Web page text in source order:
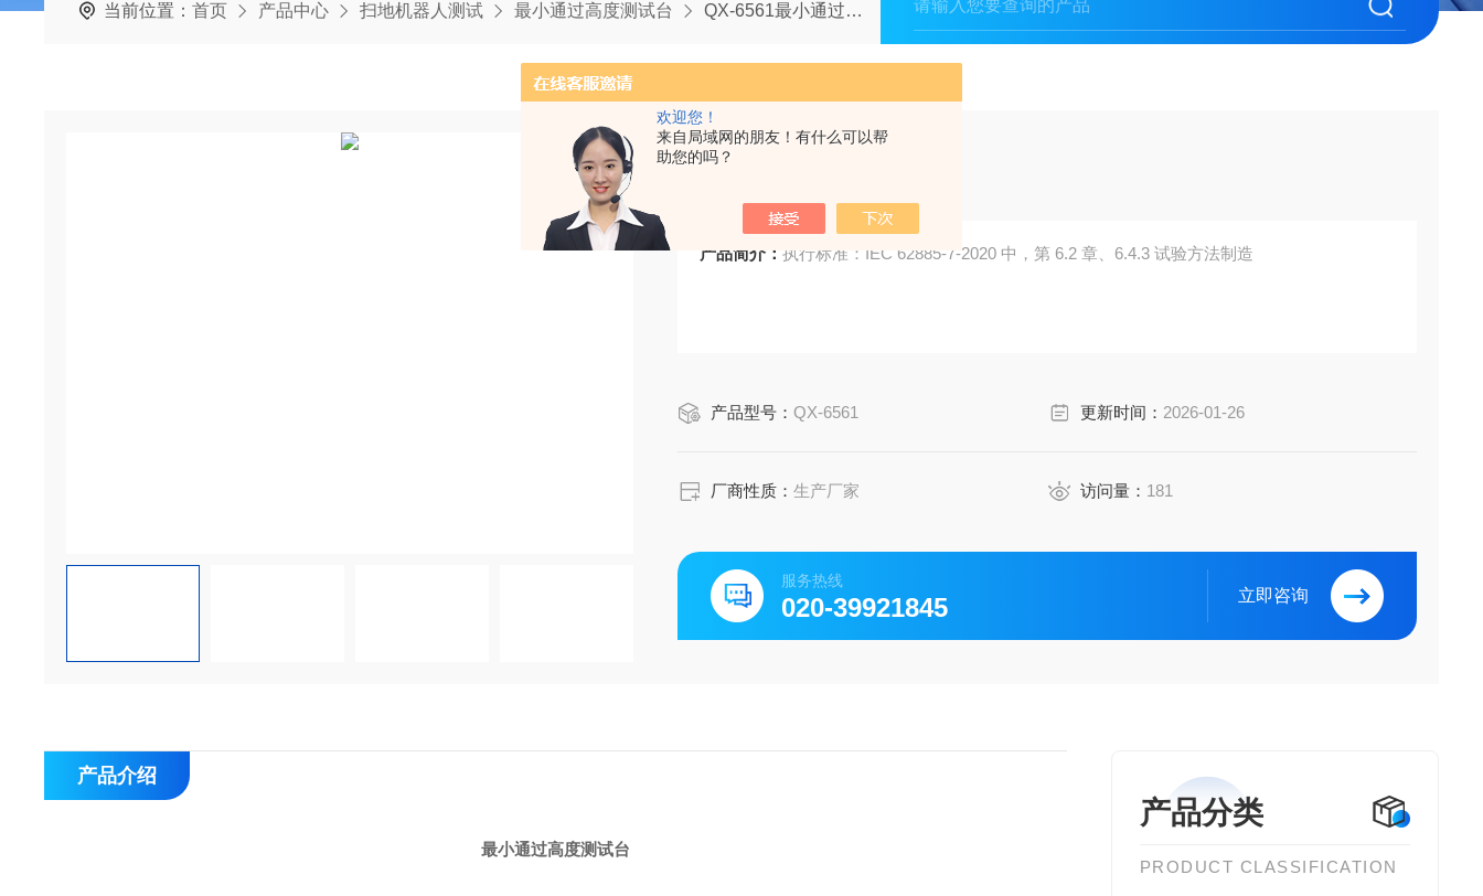
欢迎您！
来自局域网的朋友！有什么可以帮
助您的吗？
当前位置：首页 产品中心 扫地机器人测试 最小通过高度测试台 QX-6561最小通过高度测试台
产品简介：执行标准：IEC 62885-7-2020 中，第 6.2 章、6.4.3 试验方法制造
产品型号：QX-6561 更新时间： 2026-01-26
厂商性质：生产厂家 访问量： 181
服务热线
020-39921845 立即咨询
产品分类
PRODUCT CLASSIFICATION
产品介绍
最小通过高度测试台